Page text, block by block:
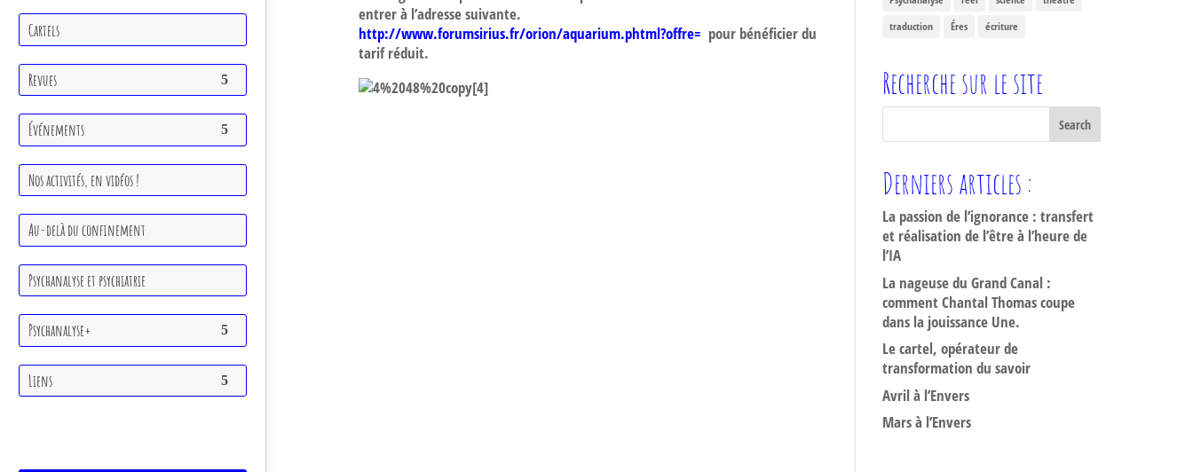
Cartels
Revues
Événements
Nos activités, en vidéos !
Au-delà du confinement
Psychanalyse et psychiatrie
Psychanalyse+
Liens
entrer à l’adresse suivante.
http://www.forumsirius.fr/orion/aquarium.phtml?offre= pour bénéficier du
tarif réduit.
traduction
Éres écriture
Recherche sur le site
Derniers articles :
La passion de l’ignorance : transfert
et réalisation de l’être à l’heure de
l’IA
La nageuse du Grand Canal :
comment Chantal Thomas coupe
dans la jouissance Une.
Le cartel, opérateur de
transformation du savoir
Avril à l’Envers
Mars à l’Envers